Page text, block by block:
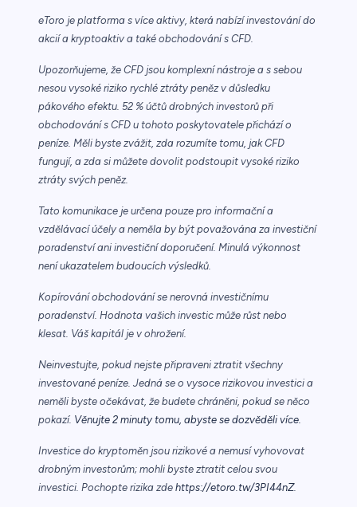
eToro je platforma s více aktivy, která nabízí investování do
akcií a kryptoaktiv a také obchodování s CFD.
Upozorňujeme, že CFD jsou komplexní nástroje a s sebou
nesou vysoké riziko rychlé ztráty peněz v důsledku
pákového efektu. 52 % účtů drobných investorů při
obchodování s CFD u tohoto poskytovatele přichází o
peníze. Měli byste zvážit, zda rozumíte tomu, jak CFD
fungují, a zda si můžete dovolit podstoupit vysoké riziko
ztráty svých peněz.
Tato komunikace je určena pouze pro informační a
vzdělávací účely a neměla by být považována za investiční
poradenství ani investiční doporučení. Minulá výkonnost
není ukazatelem budoucích výsledků.
Kopírování obchodování se nerovná investičnímu
poradenství. Hodnota vašich investic může růst nebo
klesat. Váš kapitál je v ohrožení.
Neinvestujte, pokud nejste připraveni ztratit všechny
investované peníze. Jedná se o vysoce rizikovou investici a
neměli byste očekávat, že budete chráněni, pokud se něco
pokazí. Věnujte 2 minuty tomu, abyste se dozvěděli více.
Investice do kryptoměn jsou rizikové a nemusí vyhovovat
drobným investorům; mohli byste ztratit celou svou
investici. Pochopte rizika zde https://etoro.tw/3PI44nZ.